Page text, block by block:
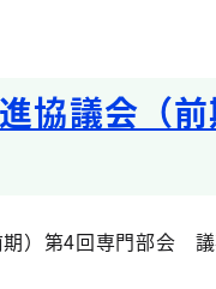
協議会（
期）第4回専門部会